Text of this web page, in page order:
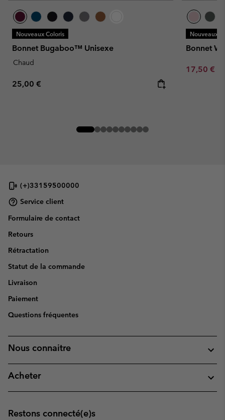
Nouveaux Coloris
Bonnet Bugaboo™ Unisexe
Chaud
Regular price:
25,00 €
Nouveaux
Bonnet
Minimum
17,50 €
(+)33159500000
Service client
Formulaire de contact
Retours
Rétractation
Statut de la commande
Livraison
Paiement
Questions fréquentes
Nous connaitre
Acheter
Restons connecté(e)s